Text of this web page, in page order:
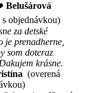
Belušárová
s objednávkou)
za detské
je prenadherne,
som doteraz
krásne.
(overená